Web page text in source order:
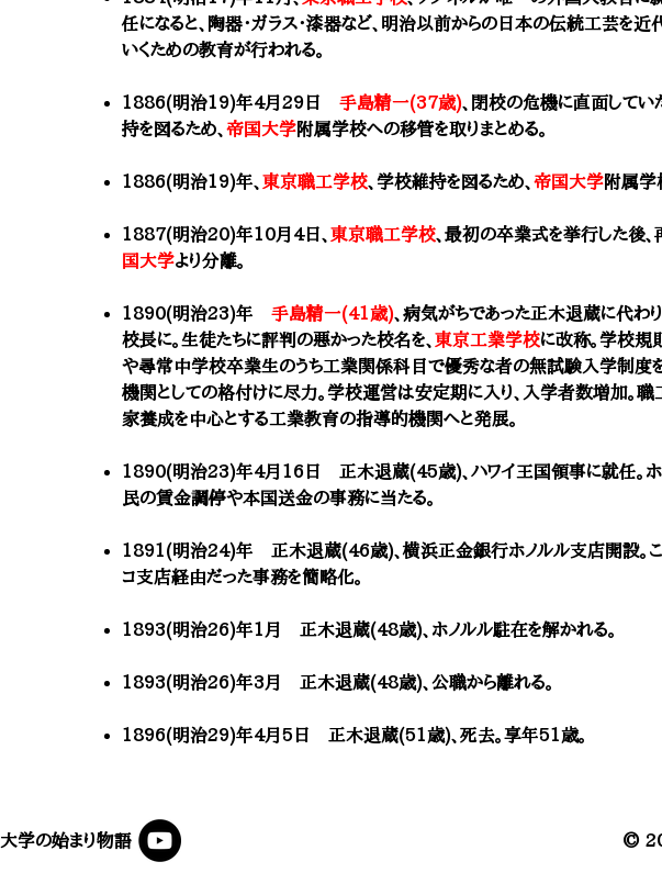
任になると、陶器・ガラス・漆器など、明治以前からの日本の伝統工芸を
いくための教育が行われる。
1886(明治19)年4月29日 手島精一(37歳)、閉校の危機に直面してい
持を図るため、 帝国大学附属学校への移管を取りまとめる。
1886(明治19)年、 東京職工学校、学校維持を図るため、 帝国大学附属学
1887(明治20)年10月4日、 東京職工学校、最初の卒業式を挙行した後
国大学より分離。
1890(明治23)年 手島精一(41歳)、病気がちであった正木退蔵に代わり
校長に。生徒たちに評判の悪かった校名を、 東京工業学校に改称。学校規
や尋常中学校卒業生のうち工業関係科目で優秀な者の無試験入学制度
機関としての格付けに尽力。学校運営は安定期に入り、入学者数増加。職
家養成を中心とする工業教育の指導的機関へと発展。
1890(明治23)年4月16日 正木退蔵(45歳)、ハワイ王国領事に就任。ホ
民の賃金調停や本国送金の事務に当たる。
1891(明治24)年 正木退蔵(46歳)、横浜正金銀行ホノルル支店開設。こ
コ支店経由だった事務を簡略化。
1893(明治26)年1月 正木退蔵(48歳)、ホノルル駐在を解かれる。
1893(明治26)年3月 正木退蔵(48歳)、公職から離れる。
1896(明治29)年4月5日 正木退蔵(51歳)、死去。享年51歳。
大学の始まり物語 ©